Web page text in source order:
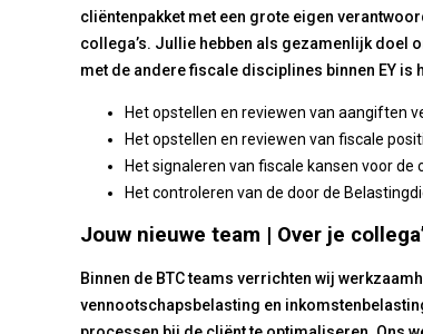
cliëntenpakket met een grote eigen
collega’s. Jullie hebben als gezamenlijk doel
met de andere fiscale disciplines binnen EY
Het opstellen en reviewen van aangiften
Het opstellen en reviewen van fiscale
Het signaleren van fiscale kansen voor
Het controleren van de door de
Jouw nieuwe team | Over je
Binnen de BTC teams verrichten wij
vennootschapsbelasting en